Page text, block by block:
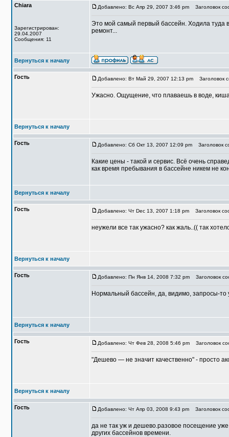
Chiara
Зарегистрирован:
29.04.2007
Сообщения: 11
Добавлено: Вс Апр 29, 2007 3:46 pm Заголовок
Это мой самый первый бассейн. Ходила туда
ремонт...
Вернуться к началу
Гость Добавлено: Вт Май 29, 2007 12:13 pm Заголовок
Ужасно. Ощущение, что плаваешь в воде,
Вернуться к началу
Гость Добавлено: Сб Окт 13, 2007 12:09 pm Заголовок
Какие цены - такой и сервис. Всё очень
как время пребывания в бассейне никем не
Вернуться к началу
Гость Добавлено: Чт Dec 13, 2007 1:18 pm Заголовок
неужели все так ужасно? как жаль..(( так
Вернуться к началу
Гость Добавлено: Пн Янв 14, 2008 7:32 pm Заголовок
Нормальный бассейн, да, видимо, запросы-то
Вернуться к началу
Гость Добавлено: Чт Фев 28, 2008 5:46 pm Заголовок
"Дешево — не значит качественно" - просто
Вернуться к началу
Гость Добавлено: Чт Апр 03, 2008 9:43 pm Заголовок
да не так уж и дешево.разовое посещение
других бассейнов времени.